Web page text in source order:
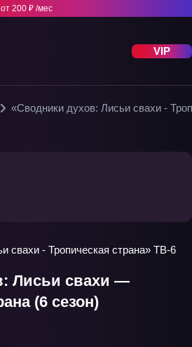
от 200 ₽ /мес
VIP
«Сводники духов: Лисьи свахи -
Лисьи свахи —
(6 сезон)